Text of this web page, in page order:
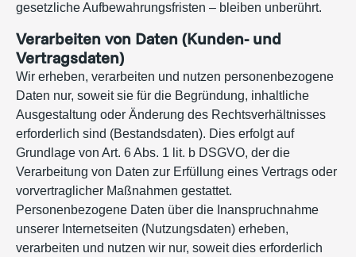
gesetzliche Aufbewahrungsfristen – bleiben unberührt.
Verarbeiten von Daten (Kunden- und
Vertragsdaten)
Wir erheben, verarbeiten und nutzen personenbezogene
Daten nur, soweit sie für die Begründung, inhaltliche
Ausgestaltung oder Änderung des Rechtsverhältnisses
erforderlich sind (Bestandsdaten). Dies erfolgt auf
Grundlage von Art. 6 Abs. 1 lit. b DSGVO, der die
Verarbeitung von Daten zur Erfüllung eines Vertrags oder
vorvertraglicher Maßnahmen gestattet.
Personenbezogene Daten über die Inanspruchnahme
unserer Internetseiten (Nutzungsdaten) erheben,
verarbeiten und nutzen wir nur, soweit dies erforderlich